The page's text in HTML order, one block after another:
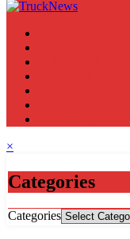
×
Categories
Categories